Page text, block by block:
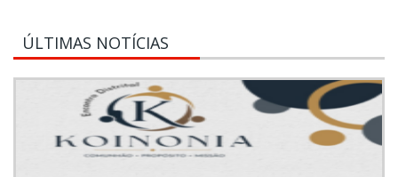
ÚLTIMAS NOTÍCIAS